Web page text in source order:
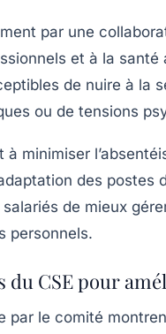
par une
et à la
de nuire à la
ou de tensions
minimiser
des
de mieux
personnels.
du CSE pour
par le comité